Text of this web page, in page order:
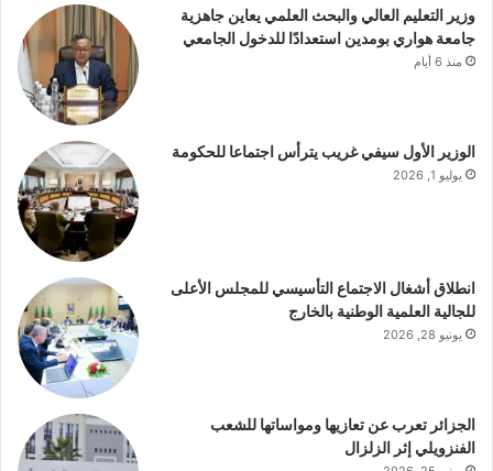
وزير التعليم العالي والبحث العلمي يعاين جاهزية
جامعة هواري بومدين استعدادًا للدخول الجامعي
منذ 6 أيام
الوزير الأول سيفي غريب يترأس اجتماعا للحكومة
يوليو 1, 2026
انطلاق أشغال الاجتماع التأسيسي للمجلس الأعلى
للجالية العلمية الوطنية بالخارج
يونيو 28, 2026
الجزائر تعرب عن تعازيها ومواساتها للشعب
الفنزويلي إثر الزلزال